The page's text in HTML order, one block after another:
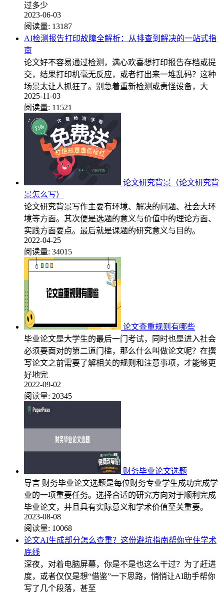
过多少
2023-06-03
阅读量: 13187
AI检测报告打印故障全解析：从排查到解决的一站式指
南
论文好不容易通过检测，满心欢喜想打印报告存档或提
交，结果打印机毫无反应，或者打出来一堆乱码？这种
场景太让人抓狂了。别急着重新检测或责怪设备，大
2025-11-03
阅读量: 11521
论文研究背景（论文研究背
景怎么写）
论文研究背景写作主要有环境、解决的问题、社会大环
境等方面。其次便是选题的意义与价值中的理论方面、
实践方面要点。最后就是课题的研究意义与目的。
2022-04-25
阅读量: 34015
论文查重规则有哪些
毕业论文是大学生的最后一门考试，同时也是进入社会
必须要面对的第二道门槛，那么什么叫做论文呢？在撰
写论文之前需要了解相关的规则和注意事项，才能够更
好地完
2022-09-02
阅读量: 20345
财务毕业论文选题
导言 财务毕业论文选题是每位财务专业学生成功完成学
业的一项重要任务。选择合适的研究方向对于顺利完成
毕业论文，并且具有实际意义和学术价值至关重要。
2023-08-08
阅读量: 10068
论文AI生成部分怎么查重？这份避坑指南帮你守住学术
底线
深夜，对着电脑屏幕，你是不是也这么干过？为了赶进
度，或者仅仅是想“借鉴”一下思路，悄悄让AI助手帮你
写了几个段落，甚至